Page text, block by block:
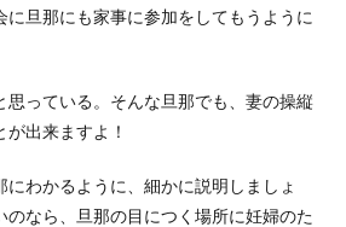
に旦那にも家事に参加をしてもうように
思っている。そんな旦那でも、妻の操縦
出来ますよ！
にわかるように、細かに説明しましょ
のなら、旦那の目につく場所に妊婦のた